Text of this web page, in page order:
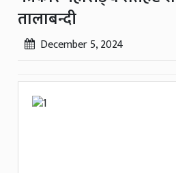
तालाबन्दी
December 5, 2024